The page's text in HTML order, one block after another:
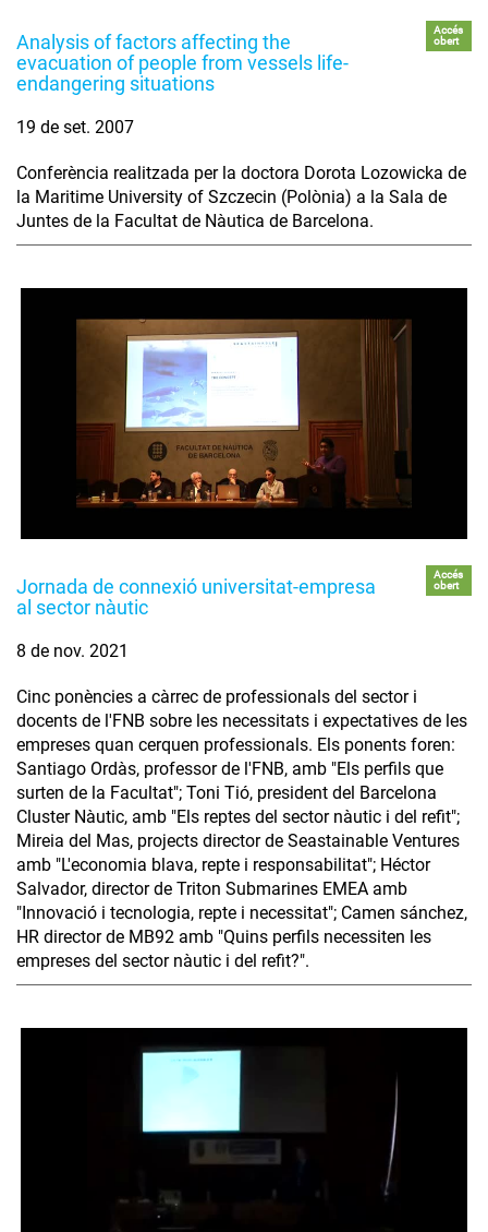
Analysis of factors affecting the
evacuation of people from vessels life-
endangering situations
Accés
obert
19 de set. 2007
Conferència realitzada per la doctora Dorota Lozowicka de
la Maritime University of Szczecin (Polònia) a la Sala de
Juntes de la Facultat de Nàutica de Barcelona.
Jornada de connexió universitat-empresa
al sector nàutic
Accés
obert
8 de nov. 2021
Cinc ponències a càrrec de professionals del sector i
docents de l'FNB sobre les necessitats i expectatives de les
empreses quan cerquen professionals. Els ponents foren:
Santiago Ordàs, professor de l'FNB, amb "Els perfils que
surten de la Facultat"; Toni Tió, president del Barcelona
Cluster Nàutic, amb "Els reptes del sector nàutic i del refit";
Mireia del Mas, projects director de Seastainable Ventures
amb "L'economia blava, repte i responsabilitat"; Héctor
Salvador, director de Triton Submarines EMEA amb
"Innovació i tecnologia, repte i necessitat"; Camen sánchez,
HR director de MB92 amb "Quins perfils necessiten les
empreses del sector nàutic i del refit?".